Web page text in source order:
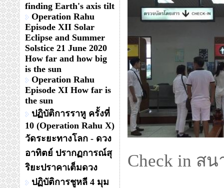
finding Earth's axis tilt
Operation Rahu
Episode XII Solar
Eclipse and Summer
Solstice 21 June 2020
How far and how big
is the sun
Operation Rahu
Episode XI How far is
the sun
ปฏิบัติการราหู ครั้งที่
10 (Operation Rahu X)
วัดระยะทางโลก - ดวง
อาทิตย์ ปรากฏการณ์สุ
ริยะปราคาเต็มดวง
ปฏิบัติการชูหลี 4 มุม
Check in ส